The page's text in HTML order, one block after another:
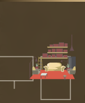
Перейти